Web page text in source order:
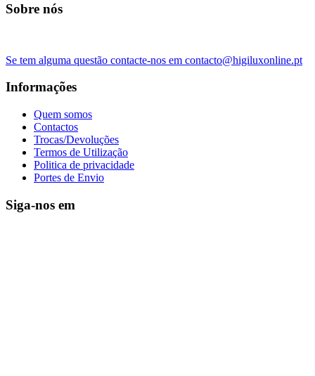
Sobre nós
Se tem alguma questão contacte-nos em contacto@higiluxonline.pt
Informações
Quem somos
Contactos
Trocas/Devoluções
Termos de Utilização
Politica de privacidade
Portes de Envio
Siga-nos em